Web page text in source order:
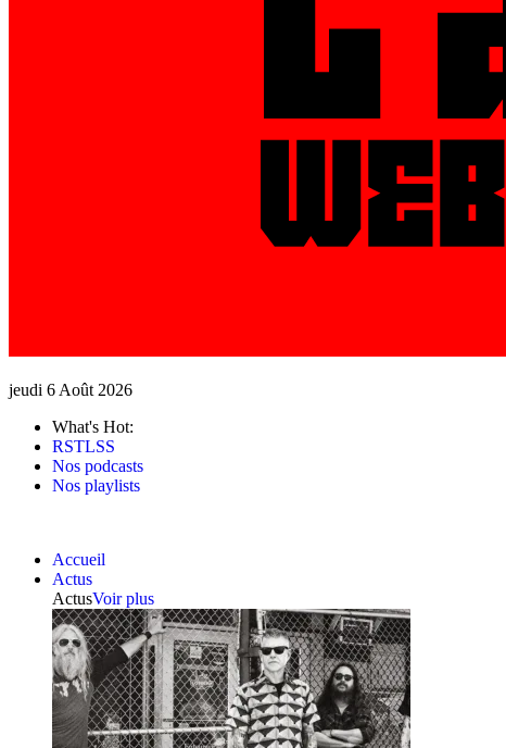
jeudi 6 Août 2026
What's Hot:
RSTLSS
Nos podcasts
Nos playlists
Accueil
Actus
ActusVoir plus